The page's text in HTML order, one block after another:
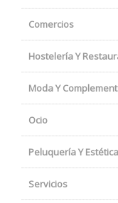
Comercios
Hostelería Y
Moda Y
Ocio
Peluquería Y Estética
Servicios